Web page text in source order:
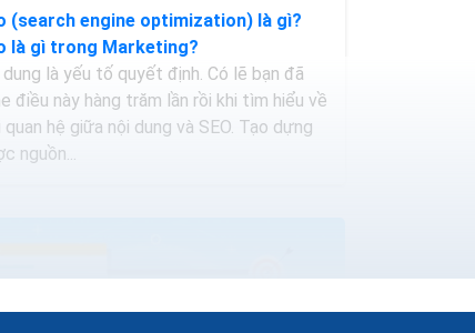
(search engine optimization) là gì?
là gì trong Marketing?
dung là yếu tố quyết định. Có lẽ bạn đã
điều này hàng trăm lần rồi khi tìm hiểu về
quan hệ giữa nội dung và SEO. Tạo dựng
nguồn...